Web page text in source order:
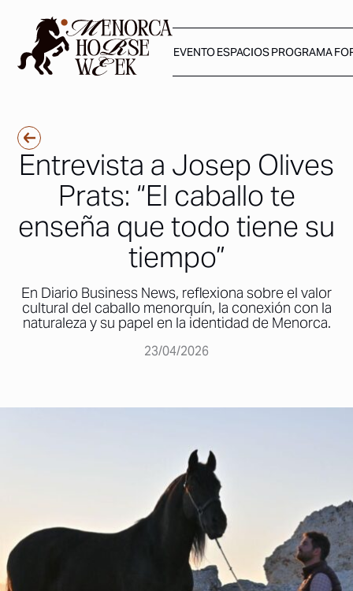
EVENTOESPACIOSPROGRAMA
Entrevista a Josep Olives
Prats: “El caballo te
enseña que todo tiene su
tiempo”
En Diario Business News, reflexiona sobre el valor
cultural del caballo menorquín, la conexión con la
naturaleza y su papel en la identidad de Menorca.
23/04/2026